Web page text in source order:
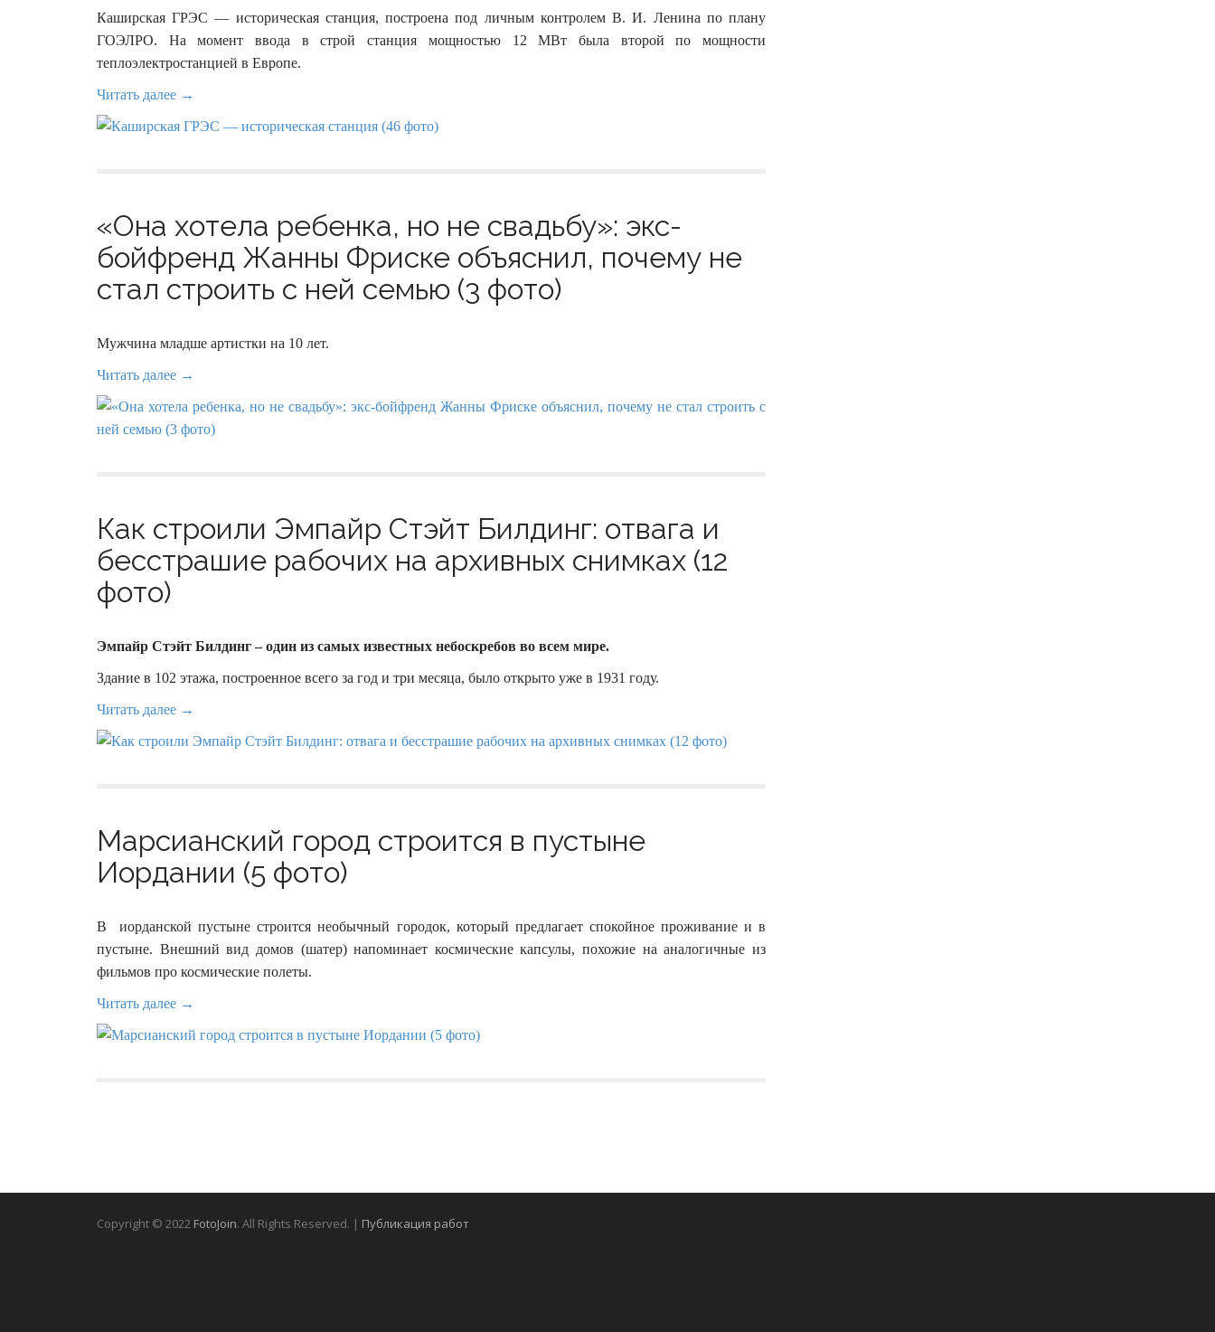
Каширская ГРЭС — историческая станция, построена под личным контролем В. И. Ленина по плану
ГОЭЛРО. На момент ввода в строй станция мощностью 12 МВт была второй по мощности
теплоэлектростанцией в Европе.
Читать далее →
«Она хотела ребенка, но не свадьбу»: экс-
бойфренд Жанны Фриске объяснил, почему не
стал строить с ней семью (3 фото)
Мужчина младше артистки на 10 лет.
Читать далее →
Как строили Эмпайр Стэйт Билдинг: отвага и
бесстрашие рабочих на архивных снимках (12
фото)
Эмпайр Стэйт Билдинг – один из самых известных небоскребов во всем мире.
Здание в 102 этажа, построенное всего за год и три месяца, было открыто уже в 1931 году.
Читать далее →
Марсианский город строится в пустыне
Иордании (5 фото)
В иорданской пустыне строится необычный городок, который предлагает спокойное проживание и в
пустыне. Внешний вид домов (шатер) напоминает космические капсулы, похожие на аналогичные из
фильмов про космические полеты.
Читать далее →
Copyright © 2022 FotoJoin. All Rights Reserved. | Публикация работ